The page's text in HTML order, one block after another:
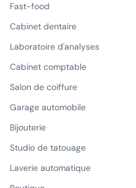
Fast-food
Cabinet dentaire
Laboratoire d'analyses
Cabinet comptable
Salon de coiffure
Garage automobile
Bijouterie
Studio de tatouage
Laverie automatique